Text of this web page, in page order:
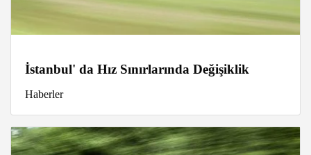
İstanbul' da Hız Sınırlarında Değişiklik
Haberler